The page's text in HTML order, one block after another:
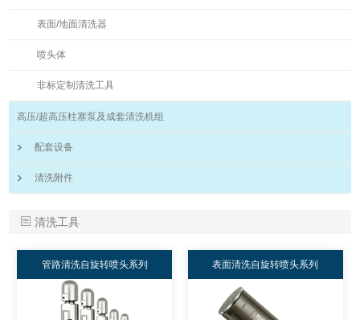
表面/地面清洗器
喷头体
非标定制清洗工具
高压/超高压柱塞泵及成套清洗机组
配套设备
清洗附件
清洗工具
管路清洗自旋转喷头系列 表面清洗自旋转喷头系列